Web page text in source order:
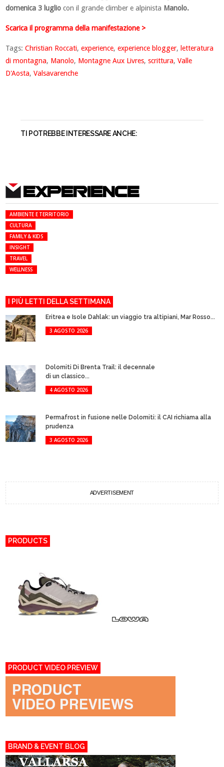
domenica 3 luglio con il grande climber e alpinista Manolo.
Scarica il programma della manifestazione >
Tags:Christian Roccati,experience,experience blogger, letteratura
di montagna, Manolo, Montagne Aux Livres,scrittura,Valle
D'Aosta,Valsavarenche
TI POTREBBE INTERESSARE ANCHE:
EXPERIENCE
AMBIENTE E TERRITORIO
CULTURA
FAMILY & KIDS
INSIGHT
TRAVEL
WELLNESS
I PIÙ LETTI DELLA SETTIMANA
Eritrea e Isole Dahlak: un viaggio tra altipiani, Mar Rosso...
3 AGOSTO 2026
Dolomiti Di Brenta Trail: il decennale
di un classico...
4 AGOSTO 2026
Permafrost in fusione nelle Dolomiti: il CAI richiama alla
prudenza
3 AGOSTO 2026
ADVERTISEMENT
PRODUCTS
PRODUCT VIDEO PREVIEW
BRAND & EVENT BLOG